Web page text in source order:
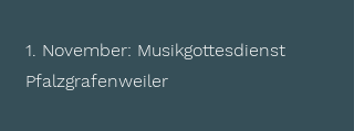
1. November: Musikgottesdienst
Pfalzgrafenweiler